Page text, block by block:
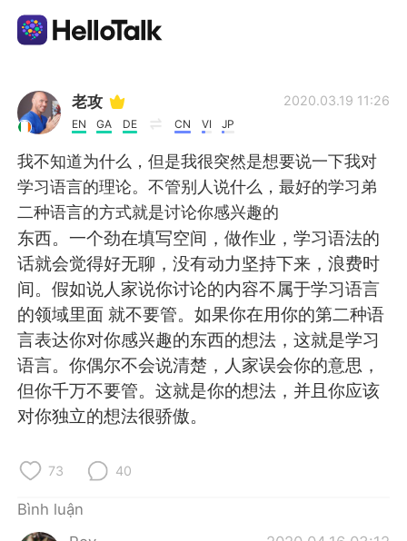
Ứng dụng trao đổi ngôn ngữ
AI Grammar Checker
Tiếng Việt
English 简体中文
繁體中文 Español
العربية Français
Deutsch 日本語
ไทย
老攻
EN GA DE CN VI JP
2020.03.19 11:26
我不知道为什么，但是我很突然是想要说一下我对
学习语言的理论。不管别人说什么，最好的学习弟
二种语言的方式就是讨论你感兴趣的
东西。一个劲在填写空间，做作业，学习语法的
话就会觉得好无聊，没有动力坚持下来，浪费时
间。假如说人家说你讨论的内容不属于学习语言
的领域里面 就不要管。如果你在用你的第二种语
言表达你对你感兴趣的东西的想法，这就是学习
语言。你偶尔不会说清楚，人家误会你的意思，
但你千万不要管。这就是你的想法，并且你应该
对你独立的想法很骄傲。
73 40
Bình luận